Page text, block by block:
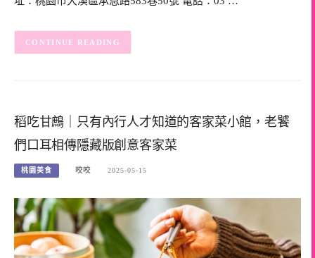
CONTINUE READING
稻吃甘鷓｜只有內行人才知道的客家菜小館，老饕
們口耳相傳隱藏版創意客家菜
桃園美食 咬咬 2025-05-15